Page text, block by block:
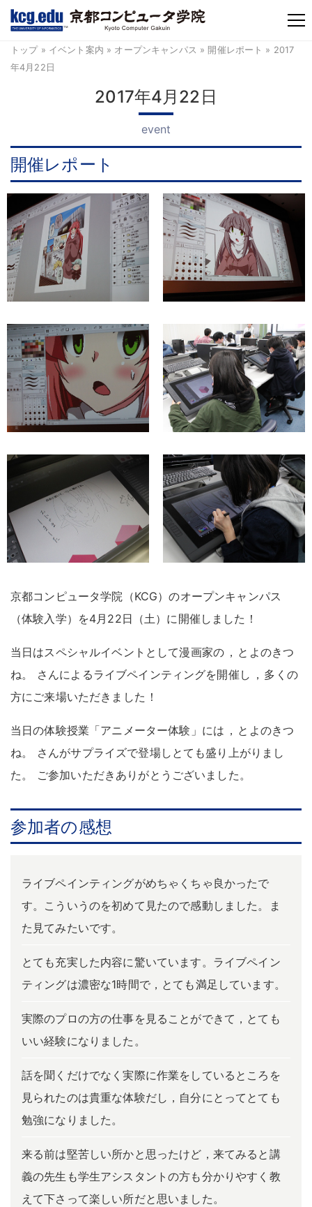
TM
トップ» イベント案内 » オープンキャンパス » 開催レポート » 2017
年4月22日
2017年4月22日
event
開催レポート
京都コンピュータ学院（KCG）のオープンキャンパス
（体験入学）を4月22日（土）に開催しました ！
当日はスペシャルイベントとして漫画家の ， とよのきつ
ね。 さんによるライブペインティングを開催し ， 多くの
方にご来場いただきました ！
当日の体験授業「アニメーター体験」には ， とよのきつ
ね。
さんがサプライズで登場しとても盛り上がりまし
た 。 ご参加いただきありがとうございました 。
参加者の感想
ライブペインティングがめちゃくちゃ良かったで
す。こういうのを初めて見たので感動しました。ま
た見てみたいです。
とても充実した内容に驚いています。ライブペイン
ティングは濃密な1時間で，とても満足しています。
実際のプロの方の仕事を見ることができて，とても
いい経験になりました。
話を聞くだけでなく実際に作業をしているところを
見られたのは貴重な体験だし，自分にとってとても
勉強になりました。
来る前は堅苦しい所かと思ったけど，来てみると講
義の先生も学生アシスタントの方も分かりやすく教
えて下さって楽しい所だと思いました。